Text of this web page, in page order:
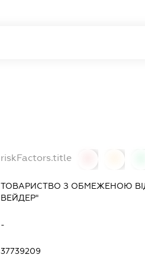
riskFactors.title
ТОВАРИСТВО З ОБМЕЖЕНОЮ
ВЕЙДЕР"
-
37739209